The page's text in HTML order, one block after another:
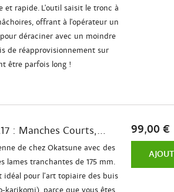
et rapide. L'outil saisit le tronc à
offrant à l'opérateur un
déraciner avec un moindre
de réapprovisionnement sur
être parfois long !
: Manches Courts,...
de chez Okatsune avec des
lames tranchantes de 175 mm.
idéal pour l’art topiaire des buis
99,00 €